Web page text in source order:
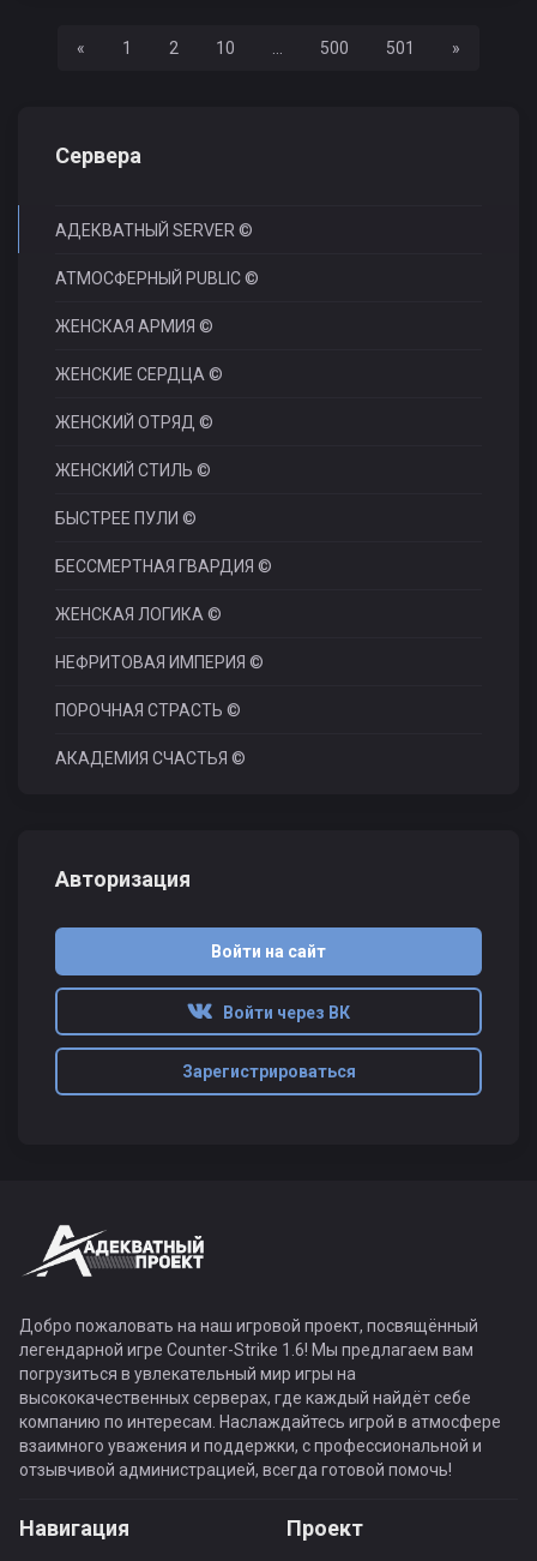
« Назад1 2 10 500 501 »
Сервера
АДЕКВАТНЫЙ SERVER ©
АТМОСФЕРНЫЙ PUBLIC ©
ЖЕНСКАЯ АРМИЯ ©
ЖЕНСКИЕ СЕРДЦА ©
ЖЕНСКИЙ ОТРЯД ©
ЖЕНСКИЙ СТИЛЬ ©
БЫСТРЕЕ ПУЛИ ©
БЕССМЕРТНАЯ ГВАРДИЯ ©
ЖЕНСКАЯ ЛОГИКА ©
НЕФРИТОВАЯ ИМПЕРИЯ ©
ПОРОЧНАЯ СТРАСТЬ ©
АКАДЕМИЯ СЧАСТЬЯ ©
Авторизация
Войти на сайт
Войти через ВК
Зарегистрироваться
Добро пожаловать на наш игровой проект, посвящённый
легендарной игре Counter-Strike 1.6! Мы предлагаем вам
погрузиться в увлекательный мир игры на
высококачественных серверах, где каждый найдёт себе
компанию по интересам. Наслаждайтесь игрой в атмосфере
взаимного уважения и поддержки, с профессиональной и
отзывчивой администрацией, всегда готовой помочь!
Навигация Проект